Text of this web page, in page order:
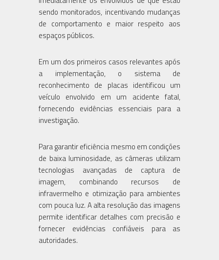
sendo monitorados, incentivando mudanças
de comportamento e maior respeito aos
espaços públicos.
Em um dos primeiros casos relevantes após
a implementação, o sistema de
reconhecimento de placas identificou um
veículo envolvido em um acidente fatal,
fornecendo evidências essenciais para a
investigação.
Para garantir eficiência mesmo em condições
de baixa luminosidade, as câmeras utilizam
tecnologias avançadas de captura de
imagem, combinando recursos de
infravermelho e otimização para ambientes
com pouca luz. A alta resolução das imagens
permite identificar detalhes com precisão e
fornecer evidências confiáveis para as
autoridades.